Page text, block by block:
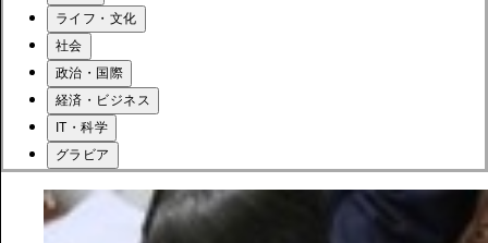
ライフ・文化
社会
政治・国際
経済・ビジネス
IT・科学
グラビア